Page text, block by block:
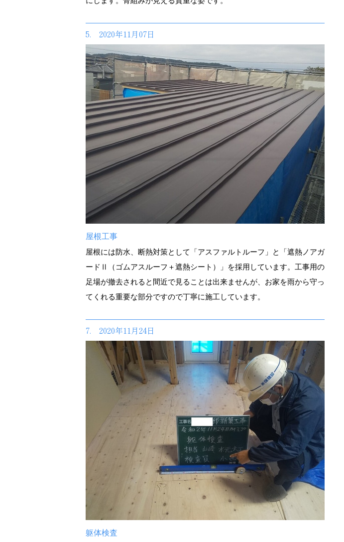
5. 2020年11月07日
屋根工事
屋根には防水、断熱対策として「アスファルトルーフ」と「遮熱ノアガ
ードⅡ（ゴムアスルーフ＋遮熱シート）」を採用しています。工事用の
足場が撤去されると間近で見ることは出来ませんが、お家を雨から守っ
てくれる重要な部分ですので丁寧に施工しています。
7. 2020年11月24日
躯体検査